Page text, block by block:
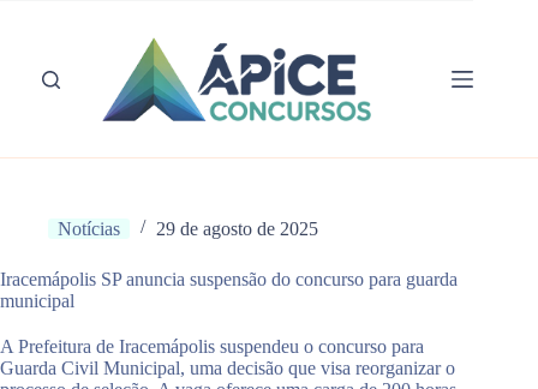
conteúdo
Notícias 29 de agosto de 2025
Iracemápolis SP anuncia suspensão do concurso para guarda
municipal
A Prefeitura de Iracemápolis suspendeu o concurso para
Guarda Civil Municipal, uma decisão que visa reorganizar o